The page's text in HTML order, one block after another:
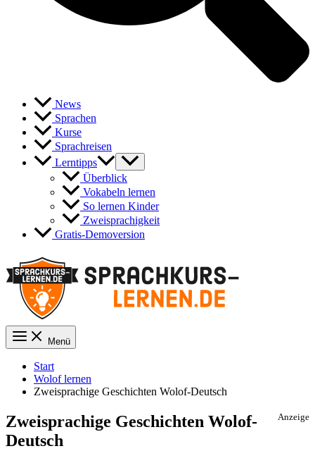
News
Sprachen
Kurse
Sprachreisen
Lerntipps
Überblick
Vokabeln lernen
So lernen Kinder
Zweisprachigkeit
Gratis-Demoversion
Menü
Start
Wolof lernen
Zweisprachige Geschichten Wolof-Deutsch
Anzeige
Zweisprachige Geschichten Wolof-
Deutsch